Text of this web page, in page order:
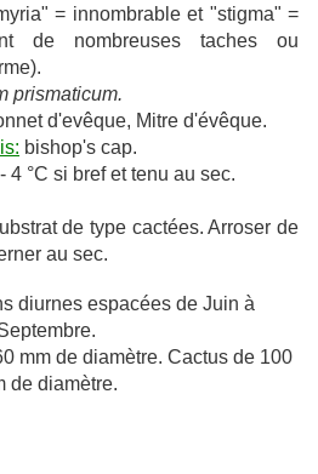
= innombrable et "stigma" =
de nombreuses taches ou
prismaticum.
d'evêque, Mitre d'évêque.
bishop's cap.
- 4 °C si bref et tenu au sec.
de type cactées. Arroser de
au sec.
diurnes espacées de Juin à
mm de diamètre. Cactus de 100
de diamètre.